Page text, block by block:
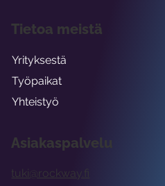
Asiakaspalvelu
tuki@rockway.fi
Tietoa meistä
Yrityksestä
Työpaikat
Yhteistyö